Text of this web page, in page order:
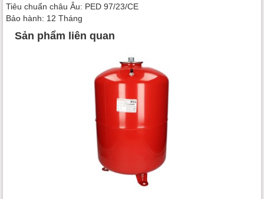
Tiêu chuẩn châu Âu: PED 97/23/CE
Bảo hành: 12 Tháng
Sản phẩm liên quan